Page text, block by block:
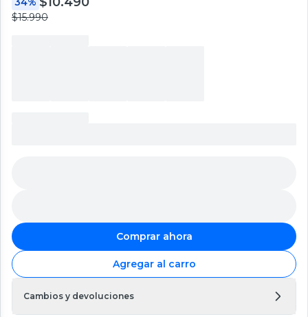
$15.990
Comprar ahora
Agregar al carro
Cambios y devoluciones